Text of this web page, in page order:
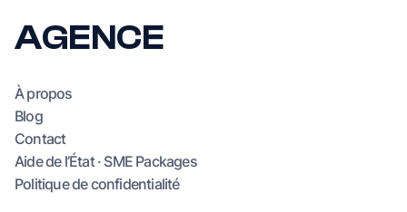
AGENCE
À propos
Blog
Contact
Aide de l’État · SME Packages
Politique de confidentialité